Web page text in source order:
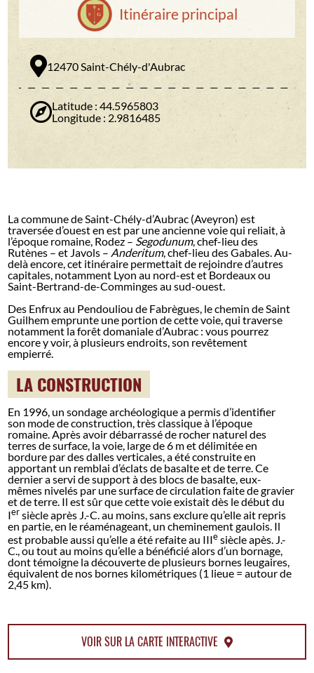
Itinéraire principal
12470 Saint-Chély-d'Aubrac
Latitude : 44.5965803
Longitude : 2.9816485
La commune de Saint-Chély-d’Aubrac (Aveyron) est
traversée d’ouest en est par une ancienne voie qui reliait, à
l’époque romaine, Rodez – Segodunum, chef-lieu des
Rutènes – et Javols – Anderitum, chef-lieu des Gabales. Au-
delà encore, cet itinéraire permettait de rejoindre d’autres
capitales, notamment Lyon au nord-est et Bordeaux ou
Saint-Bertrand-de-Comminges au sud-ouest.
Des Enfrux au Pendouliou de Fabrègues, le chemin de Saint
Guilhem emprunte une portion de cette voie, qui traverse
notamment la forêt domaniale d’Aubrac : vous pourrez
encore y voir, à plusieurs endroits, son revêtement
empierré.
LA CONSTRUCTION
En 1996, un sondage archéologique a permis d’identifier
son mode de construction, très classique à l’époque
romaine. Après avoir débarrassé de rocher naturel des
terres de surface, la voie, large de 6 m et délimitée en
bordure par des dalles verticales, a été construite en
apportant un remblai d’éclats de basalte et de terre. Ce
dernier a servi de support à des blocs de basalte, eux-
mêmes nivelés par une surface de circulation faite de gravier
et de terre. Il est sûr que cette voie existait dès le début du
Iersiècle après J.-C. au moins, sans exclure qu’elle ait repris
en partie, en le réaménageant, un cheminement gaulois. Il
est probable aussi qu’elle a été refaite au IIIesiècle apès. J.-
C., ou tout au moins qu’elle a bénéficié alors d’un bornage,
dont témoigne la découverte de plusieurs bornes leugaires,
équivalent de nos bornes kilométriques (1 lieue = autour de
2,45 km).
VOIR SUR LA CARTE INTERACTIVE